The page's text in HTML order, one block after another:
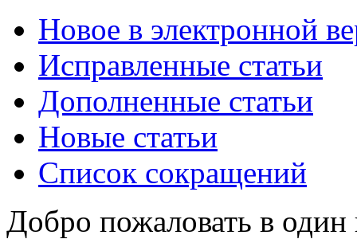
Новое в электронной
Исправленные статьи
Дополненные статьи
Новые статьи
Список сокращений
Добро пожаловать в